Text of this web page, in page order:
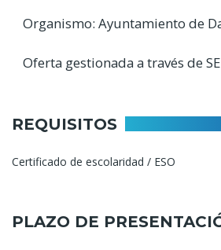
Organismo: Ayuntamiento de
Oferta gestionada a través de
REQUISITOS
Certificado de escolaridad / ESO
PLAZO DE